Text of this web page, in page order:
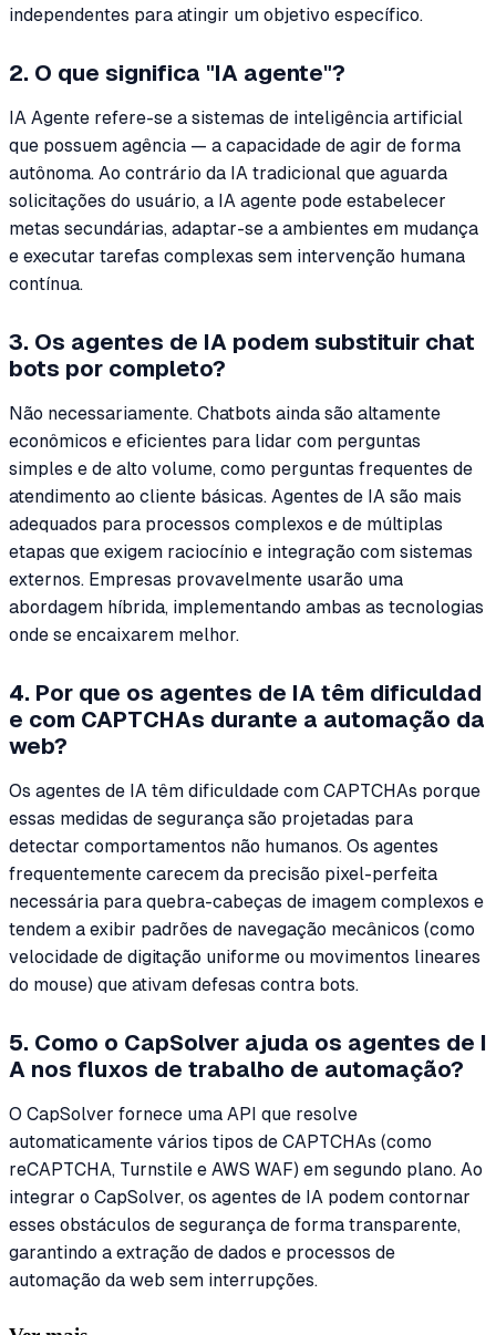
independentes para atingir um objetivo específico.
2. O que significa "IA agente"?
IA Agente refere-se a sistemas de inteligência artificial
que possuem agência — a capacidade de agir de forma
autônoma. Ao contrário da IA tradicional que aguarda
solicitações do usuário, a IA agente pode estabelecer
metas secundárias, adaptar-se a ambientes em mudança
e executar tarefas complexas sem intervenção humana
contínua.
3. Os agentes de IA podem substituir chat
bots por completo?
Não necessariamente. Chatbots ainda são altamente
econômicos e eficientes para lidar com perguntas
simples e de alto volume, como perguntas frequentes de
atendimento ao cliente básicas. Agentes de IA são mais
adequados para processos complexos e de múltiplas
etapas que exigem raciocínio e integração com sistemas
externos. Empresas provavelmente usarão uma
abordagem híbrida, implementando ambas as tecnologias
onde se encaixarem melhor.
4. Por que os agentes de IA têm dificuldad
e com CAPTCHAs durante a automação da
web?
Os agentes de IA têm dificuldade com CAPTCHAs porque
essas medidas de segurança são projetadas para
detectar comportamentos não humanos. Os agentes
frequentemente carecem da precisão pixel-perfeita
necessária para quebra-cabeças de imagem complexos e
tendem a exibir padrões de navegação mecânicos (como
velocidade de digitação uniforme ou movimentos lineares
do mouse) que ativam defesas contra bots.
5. Como o CapSolver ajuda os agentes de I
A nos fluxos de trabalho de automação?
O CapSolver fornece uma API que resolve
automaticamente vários tipos de CAPTCHAs (como
reCAPTCHA, Turnstile e AWS WAF) em segundo plano. Ao
integrar o CapSolver, os agentes de IA podem contornar
esses obstáculos de segurança de forma transparente,
garantindo a extração de dados e processos de
automação da web sem interrupções.